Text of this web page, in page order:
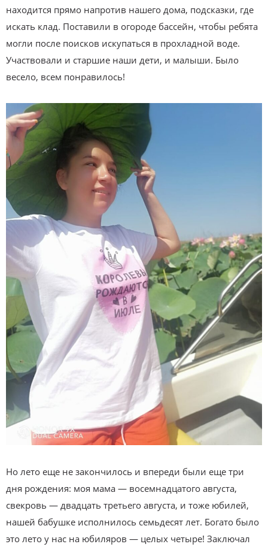
находится прямо напротив нашего дома, подсказки, где
искать клад. Поставили в огороде бассейн, чтобы ребята
могли после поисков искупаться в прохладной воде.
Участвовали и старшие наши дети, и малыши. Было
весело, всем понравилось!
Но лето еще не закончилось и впереди были еще три
дня рождения: моя мама — восемнадцатого августа,
свекровь — двадцать третьего августа, и тоже юбилей,
нашей бабушке исполнилось семьдесят лет. Богато было
это лето у нас на юбиляров — целых четыре! Заключал